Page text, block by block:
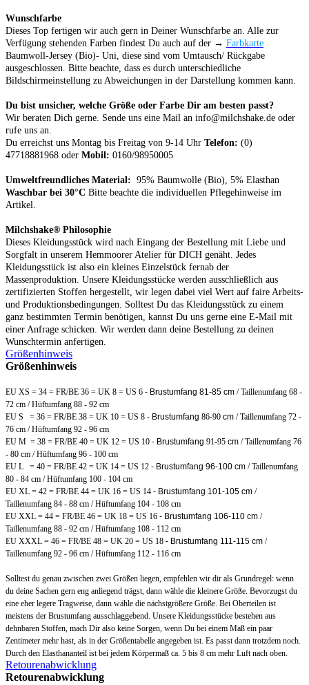
Wunschfarbe
Dieses Top fertigen wir auch gern in Deiner Wunschfarbe an. Alle zur
Verfügung stehenden Farben findest Du auch auf der → Farbkarte
Baumwoll-Jersey (Bio)- Uni, diese sind vom Umtausch/ Rückgabe
ausgeschlossen. Bitte beachte, dass es durch unterschiedliche
Bildschirmeinstellung zu Abweichungen in der Darstellung kommen kann.
Du bist unsicher, welche Größe oder Farbe Dir am besten passt?
Wir beraten Dich gerne. Sende uns eine Mail an info@milchshake.de oder
rufe uns an.
Du erreichst uns Montag bis Freitag von 9-14 Uhr Telefon: (0)
47718881968 oder Mobil: 0160/98950005
Umweltfreundliches Material: 95% Baumwolle (Bio), 5% Elasthan
Waschbar bei 30°C Bitte beachte die individuellen Pflegehinweise im
Artikel.
Milchshake® Philosophie
Dieses Kleidungsstück wird nach Eingang der Bestellung mit Liebe und
Sorgfalt in unserem Hemmoorer Atelier für DICH genäht. Jedes
Kleidungsstück ist also ein kleines Einzelstück fernab der
Massenproduktion. Unsere Kleidungsstücke werden ausschließlich aus
zertifizierten Stoffen hergestellt, wir legen dabei viel Wert auf faire Arbeits-
und Produktionsbedingungen. Solltest Du das Kleidungsstück zu einem
ganz bestimmten Termin benötigen, kannst Du uns gerne eine E-Mail mit
einer Anfrage schicken. Wir werden dann deine Bestellung zu deinen
Wunschtermin anfertigen.
Größenhinweis
Größenhinweis
EU XS = 34 = FR/BE 36 = UK 8 = US 6 - Brustumfang 81-85 cm / Taillenumfang 68 -
72 cm / Hüftumfang 88 - 92 cm
EU S = 36 = FR/BE 38 = UK 10 = US 8 - Brustumfang 86-90 cm / Taillenumfang 72 -
76 cm / Hüftumfang 92 - 96 cm
EU M = 38 = FR/BE 40 = UK 12 = US 10 - Brustumfang 91-95 cm / Taillenumfang 76
- 80 cm / Hüftumfang 96 - 100 cm
EU L = 40 = FR/BE 42 = UK 14 = US 12 - Brustumfang 96-100 cm / Taillenumfang
80 - 84 cm / Hüftumfang 100 - 104 cm
EU XL = 42 = FR/BE 44 = UK 16 = US 14 - Brustumfang 101-105 cm /
Taillenumfang 84 - 88 cm / Hüftumfang 104 - 108 cm
EU XXL = 44 = FR/BE 46 = UK 18 = US 16 - Brustumfang 106-110 cm /
Taillenumfang 88 - 92 cm / Hüftumfang 108 - 112 cm
EU XXXL = 46 = FR/BE 48 = UK 20 = US 18 - Brustumfang 111-115 cm /
Taillenumfang 92 - 96 cm / Hüftumfang 112 - 116 cm
Solltest du genau zwischen zwei Größen liegen, empfehlen wir dir als Grundregel: wenn
du deine Sachen gern eng anliegend trägst, dann wähle die kleinere Größe. Bevorzugst du
eine eher legere Tragweise, dann wähle die nächstgrößere Größe. Bei Oberteilen ist
meistens der Brustumfang ausschlaggebend. Unsere Kleidungsstücke bestehen aus
dehnbaren Stoffen, mach Dir also keine Sorgen, wenn Du bei einem Maß ein paar
Zentimeter mehr hast, als in der Größentabelle angegeben ist. Es passt dann trotzdem noch.
Durch den Elasthananteil ist bei jedem Körpermaß ca. 5 bis 8 cm mehr Luft nach oben.
Retourenabwicklung
Retourenabwicklung